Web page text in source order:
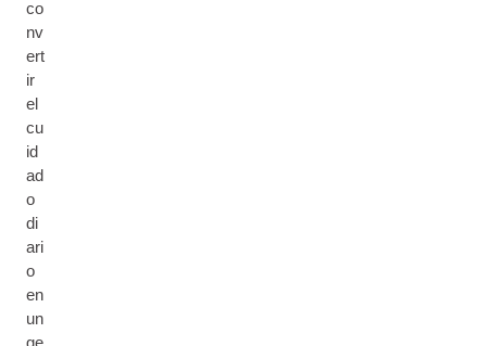
co
nv
ert
ir
el
cu
id
ad
o
di
ari
o
en
un
ge